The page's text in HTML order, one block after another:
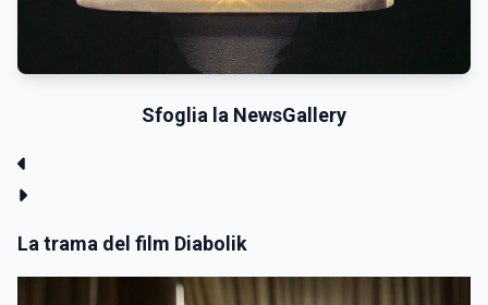
Sfoglia la NewsGallery
La trama del film Diabolik